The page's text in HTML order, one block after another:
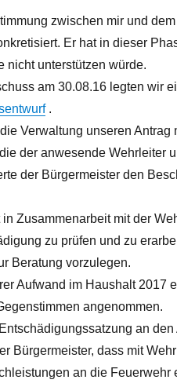
zwischen mir und
Er hat in dieser
nicht unterstützen würde.
am 30.08.16 legten wir
.
Verwaltung unseren Antrag
der anwesende Wehrleiter
der Bürgermeister den
Zusammenarbeit mit der
zu prüfen und zu
Beratung vorzulegen.
Aufwand im Haushalt 2017
angenommen.
an
Bürgermeister, dass mit
an die Feuerwehr